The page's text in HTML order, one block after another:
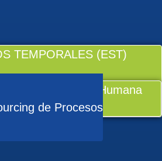
TEMPORALES (EST)
en Gestión Humana
de Procesos